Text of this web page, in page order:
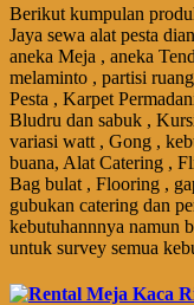
Berikut kumpulan
Jaya sewa alat pesta
aneka Meja , aneka
melaminto , partisi
Pesta , Karpet
Bludru dan sabuk ,
variasi watt , Gong ,
buana, Alat Catering ,
Bag bulat , Flooring ,
gubukan catering dan
kebutuhannnya namun
untuk survey semua